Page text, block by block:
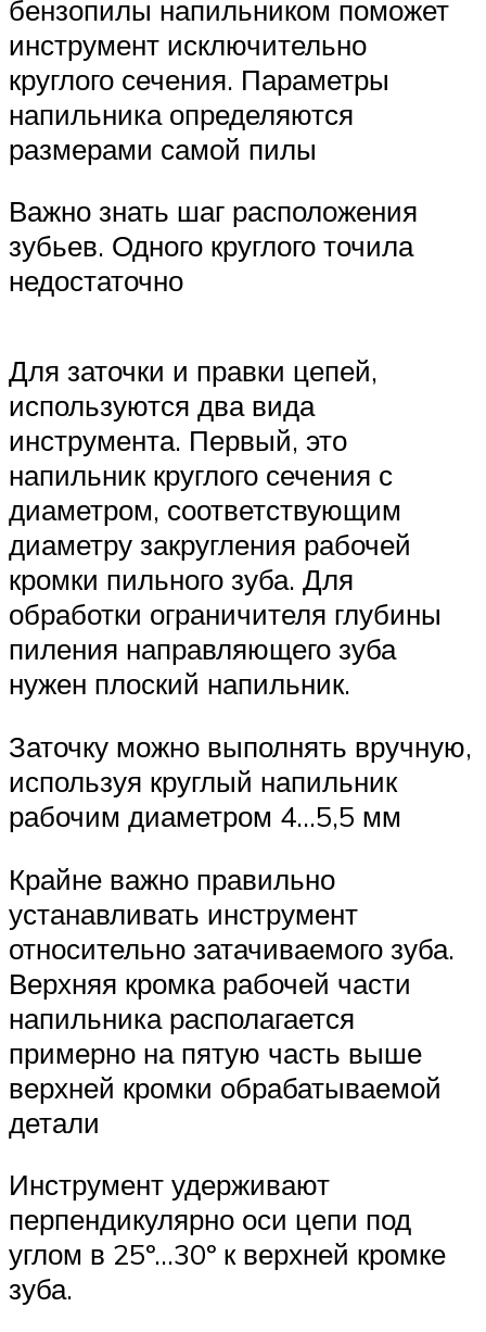
бензопилы напильником поможет
инструмент исключительно
круглого сечения. Параметры
напильника определяются
размерами самой пилы
Важно знать шаг расположения
зубьев. Одного круглого точила
недостаточно
Для заточки и правки цепей,
используются два вида
инструмента. Первый, это
напильник круглого сечения с
диаметром, соответствующим
диаметру закругления рабочей
кромки пильного зуба. Для
обработки ограничителя глубины
пиления направляющего зуба
нужен плоский напильник.
Заточку можно выполнять вручную,
используя круглый напильник
рабочим диаметром 4…5,5 мм
Крайне важно правильно
устанавливать инструмент
относительно затачиваемого зуба.
Верхняя кромка рабочей части
напильника располагается
примерно на пятую часть выше
верхней кромки обрабатываемой
детали
Инструмент удерживают
перпендикулярно оси цепи под
углом в 25º…30º к верхней кромке
зуба.